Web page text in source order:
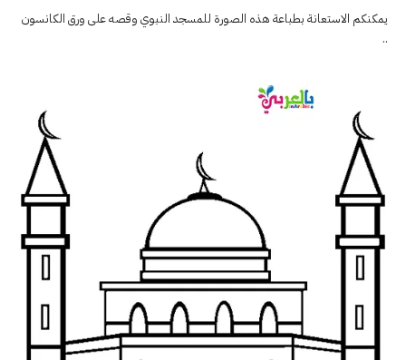
يمكنكم الاستعانة بطباعة هذه الصورة للمسجد النبوي وقصه على ورق الكانسون
..